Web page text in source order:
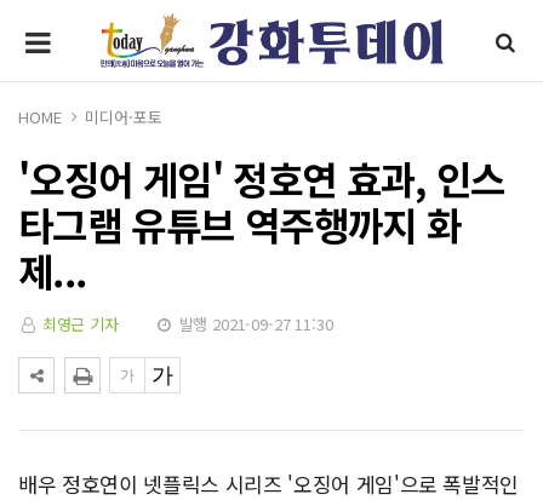
HOME 미디어·포토
'오징어 게임' 정호연 효과, 인스
타그램 유튜브 역주행까지 화
제...
최영근 기자 발행 2021-09-27 11:30
배우 정호연이 넷플릭스 시리즈 '오징어 게임'으로 폭발적인